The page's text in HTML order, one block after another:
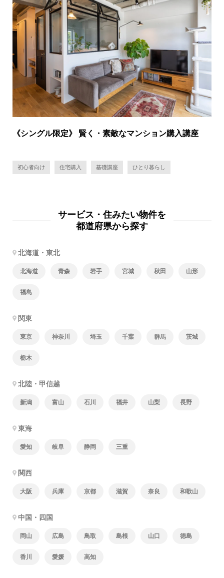
《シングル限定》 賢く・素敵なマンション購入講座
初心者向け 住宅購入 基礎講座 ひとり暮らし
サービス・住みたい物件を
都道府県から探す
北海道・東北
北海道 青森 岩手 宮城 秋田 山形
福島
関東
東京 神奈川 埼玉 千葉 群馬 茨城
栃木
北陸・甲信越
新潟 富山 石川 福井 山梨 長野
東海
愛知 岐阜 静岡 三重
関西
大阪 兵庫 京都 滋賀 奈良 和歌山
中国・四国
岡山 広島 鳥取 島根 山口 徳島
香川 愛媛 高知